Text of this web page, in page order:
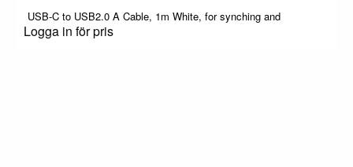
USB-C to USB2.0 A Cable, 1m White, for synching and
Logga in för pris